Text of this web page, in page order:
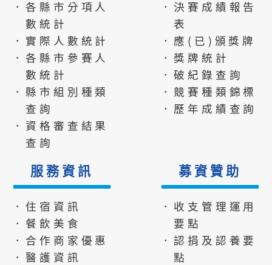
．各縣市分項人
數統計
．實際人數統計
．各縣市參賽人
數統計
．縣市組別種類
查詢
．資格審查結果
查詢
．決賽成績報告
表
．應(已)頒獎牌
．獎牌統計
．破紀錄查詢
．競賽種類錦標
．歷年成績查詢
服務資訊
．住宿資訊
．餐飲美食
．合作商家優惠
．醫護資訊
募資贊助
．收支管理運用
要點
．認捐及認養要
點